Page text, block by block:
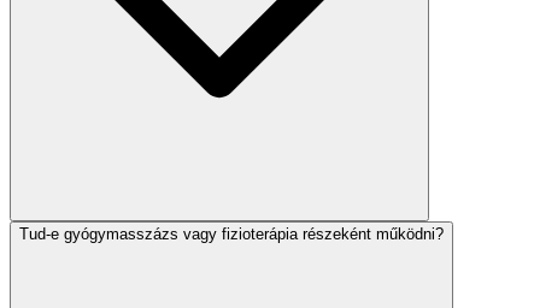
Tud-e gyógymasszázs vagy fizioterápia részeként működni?